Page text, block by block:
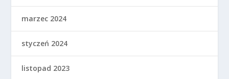
marzec 2024
styczeń 2024
listopad 2023